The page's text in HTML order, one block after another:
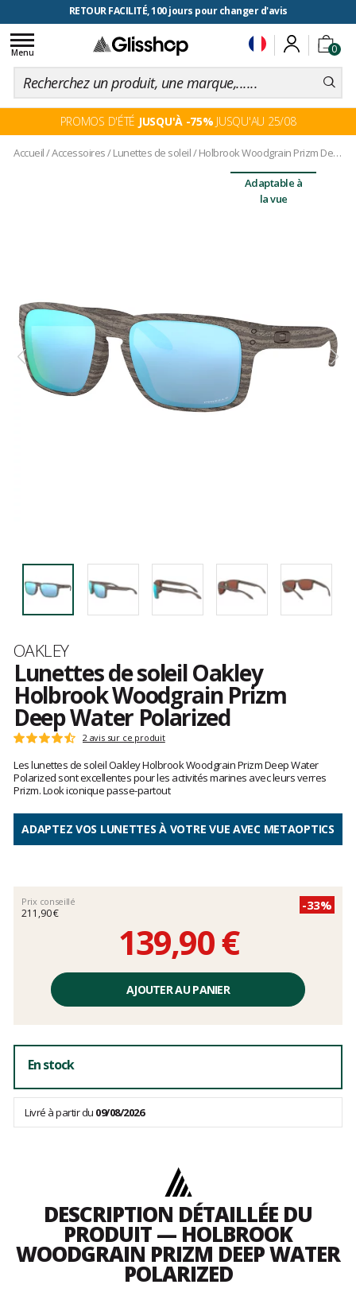
RETOUR FACILITÉ, 100 jours pour changer d'avis
0
Toggle
navigation
Menu
PROMOS D'ÉTÉ JUSQU'À -75% JUSQU'AU 25/08
Accueil/Accessoires/Lunettes de soleil/Holbrook Woodgrain Prizm Deep Water Polarized
Adaptable à
la vue
Marque
OAKLEY
Lunettes de soleil Oakley
Holbrook Woodgrain Prizm
Deep Water Polarized
Les
clients
Note
:
4.5
sur
2 avis sur ce produit
Les lunettes de soleil Oakley Holbrook Woodgrain Prizm Deep Water
Polarized sont excellentes pour les activités marines avec leurs verres
Prizm. Look iconique passe-partout
ADAPTEZ VOS LUNETTES À VOTRE VUE AVEC METAOPTICS
Prix conseillé
211,90 €
-33%
139,90 €
unitaire,
AJOUTER AU PANIER
En stock
Livré à partir du 09/08/2026
DESCRIPTION DÉTAILLÉE DU
PRODUIT — HOLBROOK
WOODGRAIN PRIZM DEEP WATER
POLARIZED